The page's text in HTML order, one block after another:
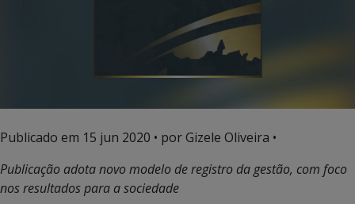
Publicado em 15 jun 2020 • por Gizele Oliveira •
Publicação adota novo modelo de registro da gestão, com foco
nos resultados para a sociedade